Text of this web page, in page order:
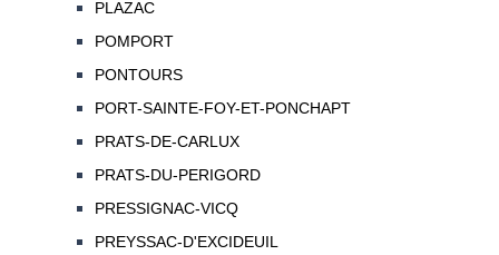
PLAZAC
POMPORT
PONTOURS
PORT-SAINTE-FOY-ET-PONCHAPT
PRATS-DE-CARLUX
PRATS-DU-PERIGORD
PRESSIGNAC-VICQ
PREYSSAC-D'EXCIDEUIL